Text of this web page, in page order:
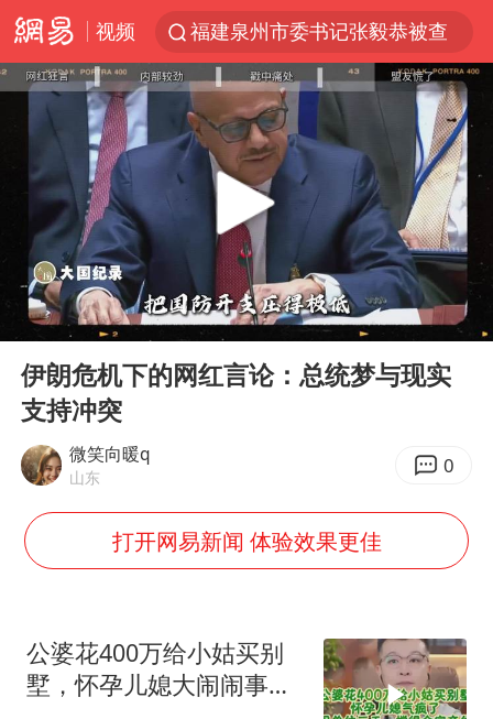
视频
福建泉州市委书记张毅恭被查
我国货物贸易进出口超30万亿元
曝韩国足协为外籍裁判员安排色情招待
向鹏0-3不敌张本智和
佛山通报笔试前13被淘汰后5名进体检
“新疆阿勒泰八月能滑雪”不实
“立秋的第一杯奶茶”又爆单了
陈幸同晋级WTT横滨冠军赛8强
宇树科技中一签需缴款7.54万元
山东潍坊发布大风黄色预警
夯实基础开新局
Play
00:00 04:22
伊朗危机下的网红言论：总统梦与现实
支持冲突
微笑向暖q
山东 0
打开网易新闻 体验效果更佳
公婆花400万给小姑买别
墅，怀孕儿媳大闹闹事，